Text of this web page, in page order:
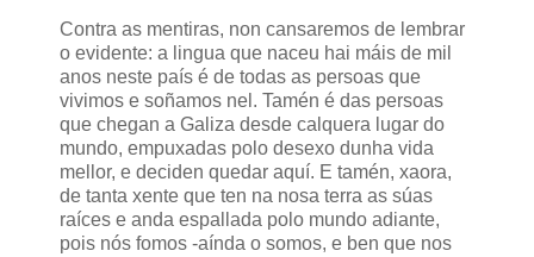
Contra as mentiras, non cansaremos de lembrar
o evidente: a lingua que naceu hai máis de mil
anos neste país é de todas as persoas que
vivimos e soñamos nel. Tamén é das persoas
que chegan a Galiza desde calquera lugar do
mundo, empuxadas polo desexo dunha vida
mellor, e deciden quedar aquí. E tamén, xaora,
de tanta xente que ten na nosa terra as súas
raíces e anda espallada polo mundo adiante,
pois nós fomos -aínda o somos, e ben que nos